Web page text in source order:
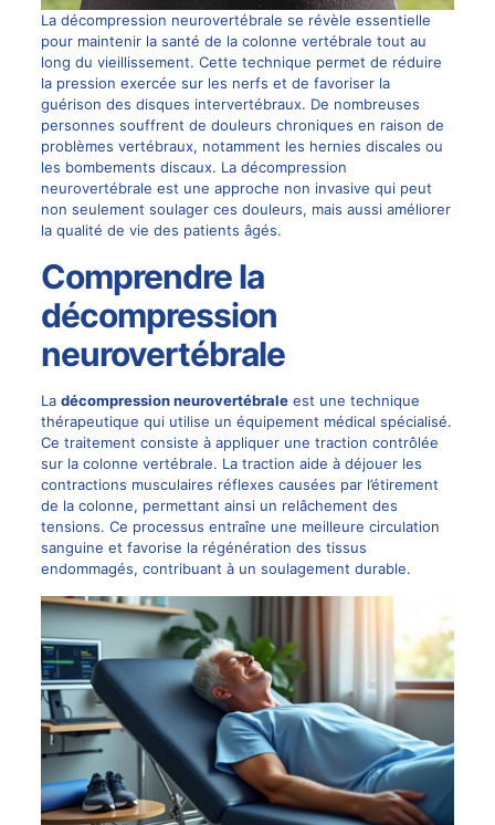
La décompression neurovertébrale se révèle essentielle
pour maintenir la santé de la colonne vertébrale tout au
long du vieillissement. Cette technique permet de réduire
la pression exercée sur les nerfs et de favoriser la
guérison des disques intervertébraux. De nombreuses
personnes souffrent de douleurs chroniques en raison de
problèmes vertébraux, notamment les hernies discales ou
les bombements discaux. La décompression
neurovertébrale est une approche non invasive qui peut
non seulement soulager ces douleurs, mais aussi améliorer
la qualité de vie des patients âgés.
Comprendre la
décompression
neurovertébrale
La décompression neurovertébraleest une technique
thérapeutique qui utilise un équipement médical spécialisé.
Ce traitement consiste à appliquer une traction contrôlée
sur la colonne vertébrale. La traction aide à déjouer les
contractions musculaires réflexes causées par l’étirement
de la colonne, permettant ainsi un relâchement des
tensions. Ce processus entraîne une meilleure circulation
sanguine et favorise la régénération des tissus
endommagés, contribuant à un soulagement durable.